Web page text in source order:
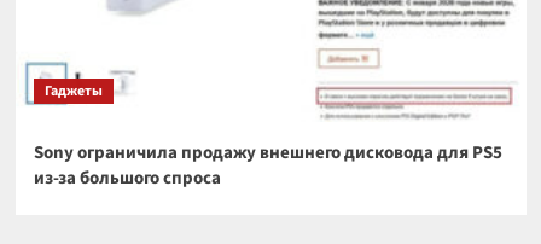
Гаджеты
Sony ограничила продажу внешнего дисковода для PS5
из-за большого спроса